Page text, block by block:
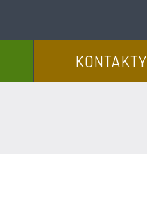
KONTAKTY